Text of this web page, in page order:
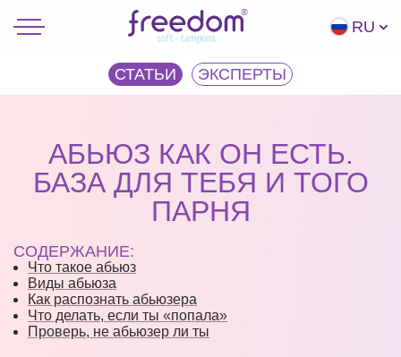
RU
СТАТЬИ ЭКCПЕРТЫ
АБЬЮЗ КАК ОН ЕСТЬ.
БАЗА ДЛЯ ТЕБЯ И ТОГО
ПАРНЯ
СОДЕРЖАНИЕ:
Что такое абьюз
Виды абьюза
Как распознать абьюзера
Что делать, если ты «попала»
Проверь, не абьюзер ли ты